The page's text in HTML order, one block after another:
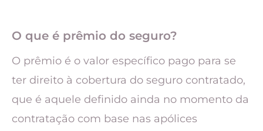
O que é prêmio do seguro?
O prêmio é o valor específico pago para se
ter direito à cobertura do seguro contratado,
que é aquele definido ainda no momento da
contratação com base nas apólices